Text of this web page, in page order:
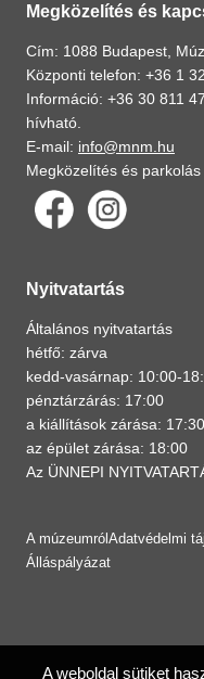
Megközelítés és
Cím: 1088 Budapest,
Központi telefon: +36 1
Információ: +36 30 811
hívható.
E-mail: info@mnm.hu
Megközelítés és
Nyitvatartás
Általános nyitvatartás
hétfő: zárva
kedd-vasárnap: 10:00-
pénztárzárás: 17:00
a kiállítások zárása:
az épület zárása: 18:00
Az ÜNNEPI
A múzeumról Adatvédelmi
Álláspályázat
A weboldal sütiket